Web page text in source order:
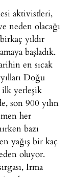
aktivistleri,
neden olacağı
yıldır
başladık.
en sıcak
Doğu
ilk yerleşik
son 900 yılın
her
bazı
yağış bir kaç
oluyor.
Irma